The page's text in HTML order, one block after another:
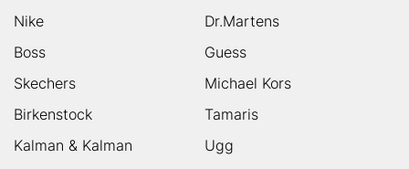
Nike
Dr.Martens
Boss
Guess
Skechers
Michael Kors
Birkenstock
Tamaris
Kalman & Kalman
Ugg